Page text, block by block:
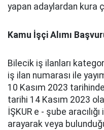
yapan adaylardan kura
Kamu İşçi Alımı
Bilecik iş ilanları
iş ilan numarası ile
10 Kasım 2023
tarihi 14 Kasım 2023
İŞKUR e - şube
arayarak veya